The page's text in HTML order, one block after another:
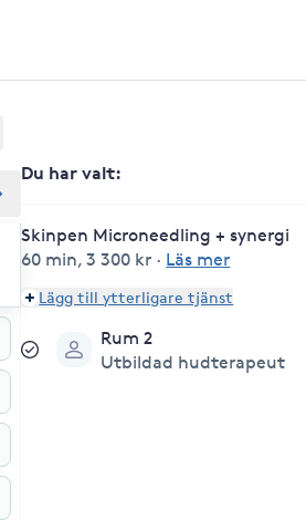
Du har valt:
Skinpen Microneedling + synergi
60 min,3 300 kr · Läs mer
Lägg till ytterligare tjänst
Rum 2
Utbildad hudterapeut